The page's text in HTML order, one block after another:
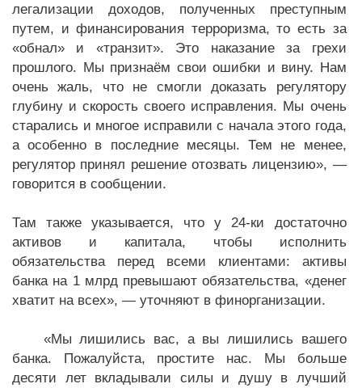
легализации доходов, полученных преступным
путем, и финансирования терроризма, то есть за
«обнал» и «транзит». Это наказание за грехи
прошлого. Мы признаём свои ошибки и вину. Нам
очень жаль, что не смогли доказать регулятору
глубину и скорость своего исправления. Мы очень
старались и многое исправили с начала этого года,
а особенно в последние месяцы. Тем не менее,
регулятор принял решение отозвать лицензию», —
говорится в сообщении.
Там также указывается, что у 24-ки достаточно
активов и капитала, чтобы исполнить
обязательства перед всеми клиентами: активы
банка на 1 млрд превышают обязательства, «денег
хватит на всех», — уточняют в финорганизации.
«Мы лишились вас, а вы лишились вашего
банка. Пожалуйста, простите нас. Мы больше
десяти лет вкладывали силы и душу в лучший